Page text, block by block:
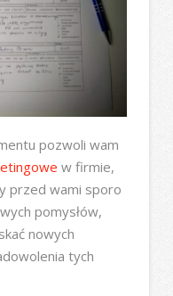
pozwoli wam
w firmie,
przed wami sporo
pomysłów,
nowych
tych